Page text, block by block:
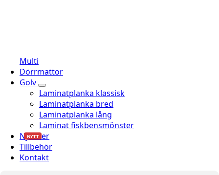
Multi
Dörrmattor
Golv
Laminatplanka klassisk
Laminatplanka bred
Laminatplanka lång
Laminat fiskbensmönster
Nyheter
NYTT
Tillbehör
Kontakt